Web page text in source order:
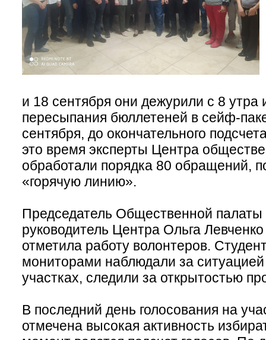
и 18 сентября они дежурили с 8
пересыпания бюллетеней в сейф-
сентября, до окончательного
это время эксперты Центра
обработали порядка 80 обращений,
«горячую линию».
Председатель Общественной палаты
руководитель Центра Ольга
отметила работу волонтеров.
мониторами наблюдали за
участках, следили за открытостью
В последний день голосования на
отмечена высокая активность